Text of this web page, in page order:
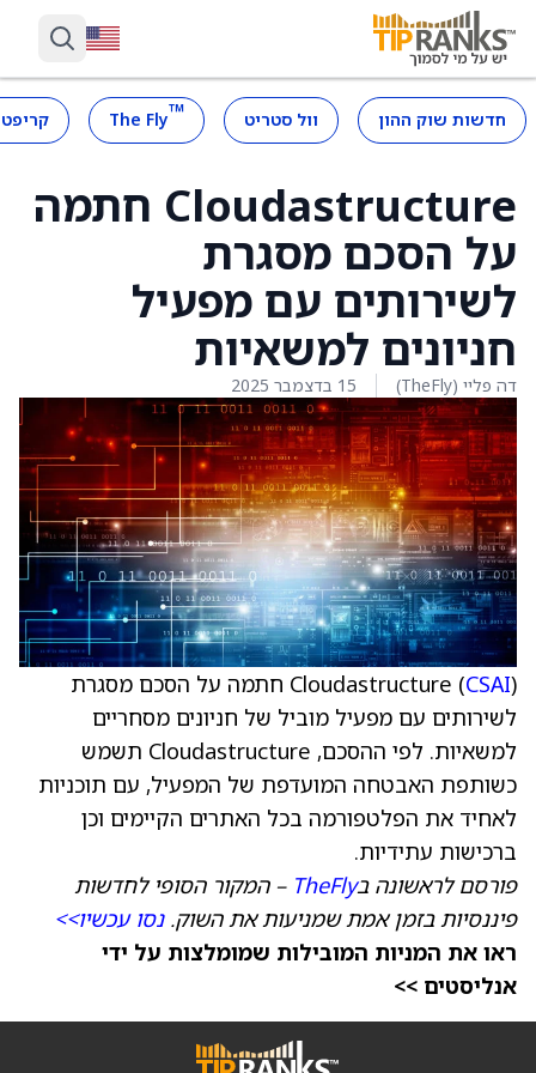
חדשות שוק ההון וול סטריט ™
The Fly
Cloudastructure חתמה
על הסכם מסגרת
לשירותים עם מפעיל
חניונים למשאיות
דה פליי (TheFly) 15 בדצמבר 2025
Cloudastructure (CSAI
) חתמה על הסכם מסגרת
לשירותים עם מפעיל מוביל של חניונים מסחריים
למשאיות. לפי ההסכם, Cloudastructure תשמש
כשותפת האבטחה המועדפת של המפעיל, עם תוכניות
לאחיד את הפלטפורמה בכל האתרים הקיימים וכן
ברכישות עתידיות.
פורסם לראשונה בTheFly – המקור הסופי לחדשות
פיננסיות בזמן אמת שמניעות את השוק.נסו עכשיו>>
ראו את המניות המובילות שמומלצות על ידי
אנליסטים >>